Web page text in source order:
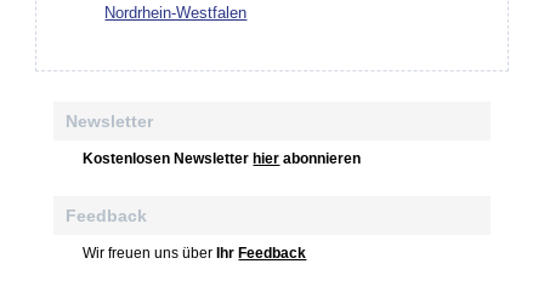
Nordrhein-Westfalen
Newsletter
Kostenlosen Newsletterhier abonnieren
Feedback
Wir freuen uns überIhrFeedback